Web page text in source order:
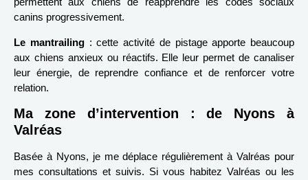
canins progressivement.
Le mantrailing: cette activité de pistage apporte beaucoup
aux chiens anxieux ou réactifs. Elle leur permet de canaliser
leur énergie, de reprendre confiance et de renforcer votre
relation.
Ma zone d’intervention : de Nyons à
Valréas
Basée à Nyons, je me déplace régulièrement à Valréas pour
mes consultations et suivis. Si vous habitez Valréas ou les